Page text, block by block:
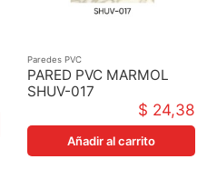
Paredes PVC
PARED PVC MARMOL
SHUV-017
1220X2440X3MM$ 24,38
Añadir al carrito